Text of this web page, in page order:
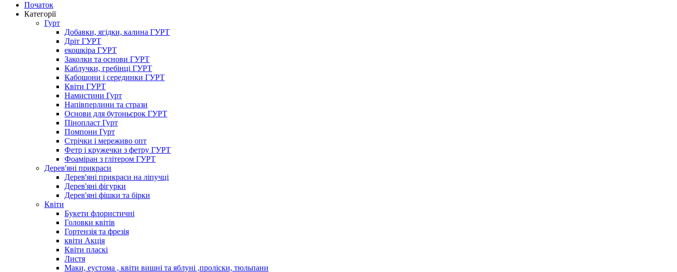
Початок
Категорії
Гурт
Добавки, ягідки, калина ГУРТ
Дріт ГУРТ
екошкіра ГУРТ
Заколки та основи ГУРТ
Каблучки, гребінці ГУРТ
Кабошони і серединки ГУРТ
Квіти ГУРТ
Намистини Гурт
Напівперлини та стрази
Основи для бутоньєрок ГУРТ
Пінопласт Гурт
Помпони Гурт
Стрічки і мереживо опт
Фетр і кружечки з фетру ГУРТ
Фоаміран з глітером ГУРТ
Дерев'яні прикраси
Дерев'яні прикраси на ліпучці
Дерев'яні фігурки
Дерев'яні фішки та бірки
Квіти
Букети флористичні
Головки квітів
Гортензія та фрезія
квіти Акція
Квіти пласкі
Листя
Маки, еустома , квіти вишні та яблуні ,проліски, тюльпани